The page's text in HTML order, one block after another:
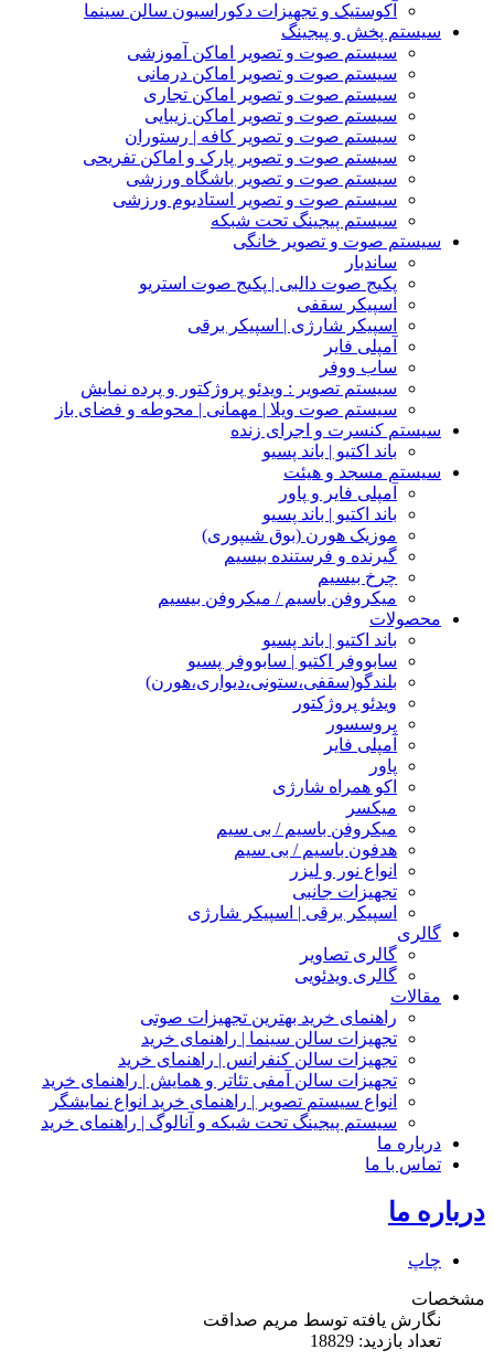
آکوستیک و تجهیزات دکوراسیون سالن سینما
سیستم پخش و پیجینگ
سیستم صوت و تصویر اماکن آموزشی
سیستم صوت و تصویر اماکن درمانی
سیستم صوت و تصویر اماکن تجاری
سیستم صوت و تصویر اماکن زیبایی
سیستم صوت و تصویر کافه | رستوران
سیستم صوت و تصویر پارک و اماکن تفریحی
سیستم صوت و تصویر باشگاه ورزشی
سیستم صوت و تصویر استادیوم ورزشی
سیستم پیجینگ تحت شبکه
سیستم صوت و تصویر خانگی
ساندبار
پکیج صوت دالبی | پکیج صوت استریو
اسپیکر سقفی
اسپیکر شارژی | اسپیکر برقی
آمپلی فایر
ساب ووفر
سیستم تصویر : ویدئو پروژکتور و پرده نمایش
سیستم صوت ویلا | مهمانی | محوطه و فضای باز
سیستم کنسرت و اجرای زنده
باند اکتیو | باند پسیو
سیستم مسجد و هیئت
آمپلی فایر و پاور
باند اکتیو | باند پسیو
موزیک هورن (بوق شیپوری)
گیرنده و فرستنده بیسیم
چرخ بیسیم
میکروفن باسیم / میکروفن بیسیم
محصولات
باند اکتیو | باند پسیو
سابووفر اکتیو | سابووفر پسیو
بلندگو(سقفی،ستونی،دیواری،هورن)
ویدئو پروژکتور
پروسسور
آمپلی فایر
پاور
اکو همراه شارژی
میکسر
میکروفن باسیم / بی سیم
هدفون باسیم / بی سیم
انواع نور و لیزر
تجهیزات جانبی
اسپیکر برقی | اسپیکر شارژی
گالری
گالری تصاویر
گالری ویدئویی
مقالات
راهنمای خرید بهترین تجهیزات صوتی
تجهیزات سالن سینما | راهنمای خرید
تجهیزات سالن کنفرانس | راهنمای خرید
تجهیزات سالن آمفی تئاتر و همایش | راهنمای خرید
انواع سیستم تصویر | راهنمای خرید انواع نمایشگر
سیستم پیجینگ تحت شبکه و آنالوگ | راهنمای خرید
درباره ما
تماس با ما
درباره ما
چاپ
مشخصات
نگارش یافته توسط مریم صداقت
تعداد بازدید: 18829